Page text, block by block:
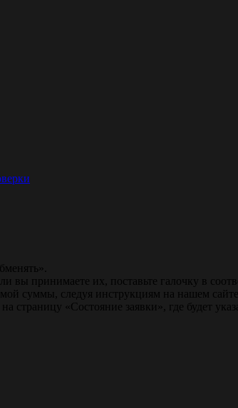
вы принимаете их, поставьте галочку в
суммы, следуя инструкциям на нашем сайте.
«Состояние заявки», где будет